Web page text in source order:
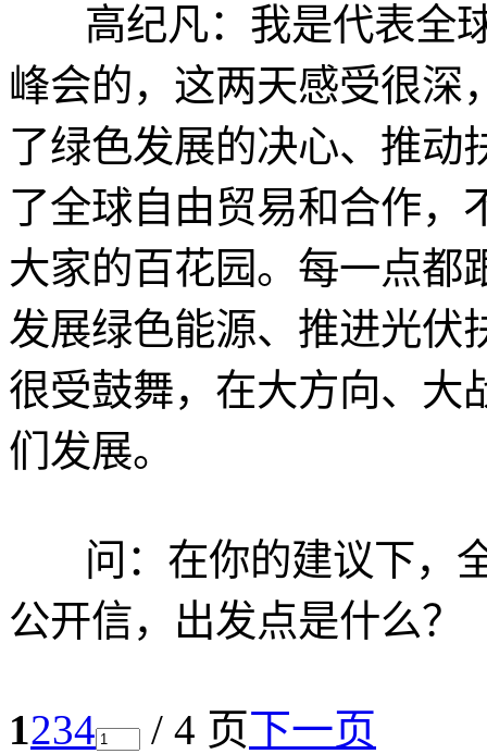
高纪凡：我是代表全球
峰会的，这两天感受很深
了绿色发展的决心、推动
了全球自由贸易和合作，
大家的百花园。每一点都
发展绿色能源、推进光伏
很受鼓舞，在大方向、大
们发展。
问：在你的建议下，全
公开信，出发点是什么？
1234 / 4 页下一页